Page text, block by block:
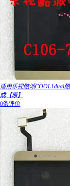
适用乐视酷派COOL1dual
成【原】
0条评价